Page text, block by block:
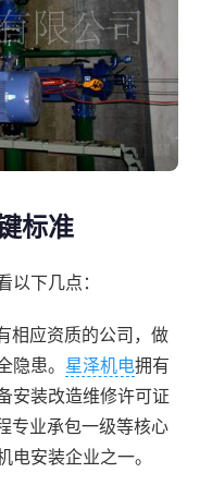
标准
下几点：
应资质的公司，做
患。 星泽机电拥有
安装改造维修许可证
专业承包一级等核心
安装企业之一。